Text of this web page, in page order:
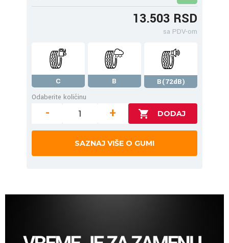
13.503 RSD
sa PDV-om
C B
B(72dB)
Odaberite količinu
- +
SAZNAJ VIŠE O GUMI